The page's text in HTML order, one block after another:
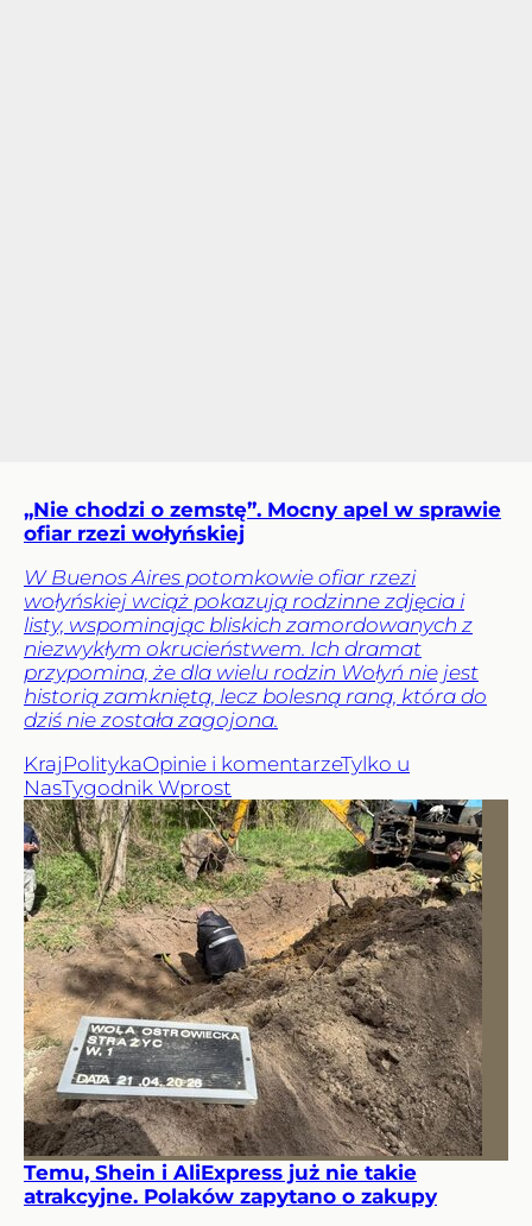
„Nie chodzi o zemstę”. Mocny apel w sprawie
ofiar rzezi wołyńskiej
W Buenos Aires potomkowie ofiar rzezi
wołyńskiej wciąż pokazują rodzinne zdjęcia i
listy, wspominając bliskich zamordowanych z
niezwykłym okrucieństwem. Ich dramat
przypomina, że dla wielu rodzin Wołyń nie jest
historią zamkniętą, lecz bolesną raną, która do
dziś nie została zagojona.
Kraj PolitykaOpinie i komentarzeTylko u
NasTygodnik Wprost
Temu, Shein i AliExpress już nie takie
atrakcyjne. Polaków zapytano o zakupy